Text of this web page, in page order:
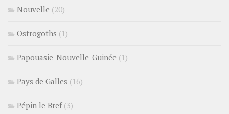
Nouvelle (20)
Ostrogoths (1)
Papouasie-Nouvelle-Guinée (1)
Pays de Galles (16)
Pépin le Bref(3)